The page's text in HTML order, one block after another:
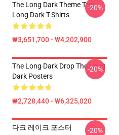
The Long Dark Theme The
Long Dark T-Shirts
₩3,651,700 - ₩4,202,900
-20%
The Long Dark Drop The Long
Dark Posters
₩2,728,440 - ₩6,325,020
-20%
다크 레이크 포스터 -20%